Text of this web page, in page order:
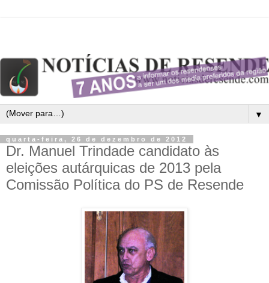
▼
quarta-feira, 26 de dezembro de 2012
Dr. Manuel Trindade candidato às
eleições autárquicas de 2013 pela
Comissão Política do PS de Resende